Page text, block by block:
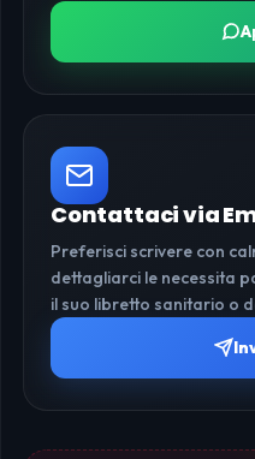
Contattaci via
Preferisci scrivere con
dettagliarci le necessita
il suo libretto sanitario o